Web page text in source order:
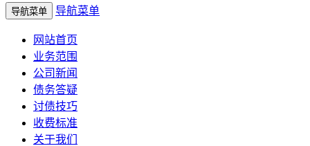
导航菜单 导航菜单
网站首页
业务范围
公司新闻
债务答疑
讨债技巧
收费标准
关于我们